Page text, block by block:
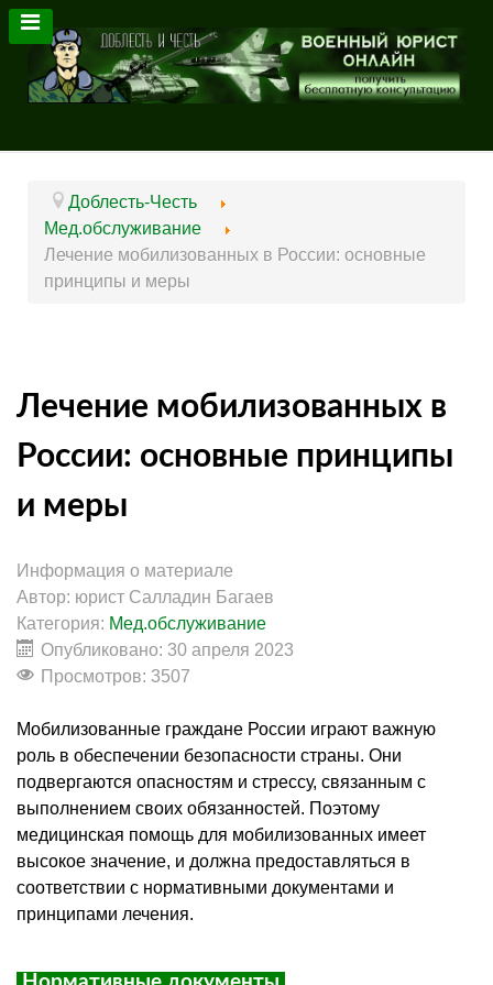
Доблесть-Честь
Мед.обслуживание
Лечение мобилизованных в России: основные
принципы и меры
Лечение мобилизованных в
России: основные принципы
и меры
Информация о материале
Автор: юрист Салладин Багаев
Категория: Мед.обслуживание
Опубликовано: 30 апреля 2023
Просмотров: 3507
Мобилизованные граждане России играют важную
роль в обеспечении безопасности страны. Они
подвергаются опасностям и стрессу, связанным с
выполнением своих обязанностей. Поэтому
медицинская помощь для мобилизованных имеет
высокое значение, и должна предоставляться в
соответствии с нормативными документами и
принципами лечения.